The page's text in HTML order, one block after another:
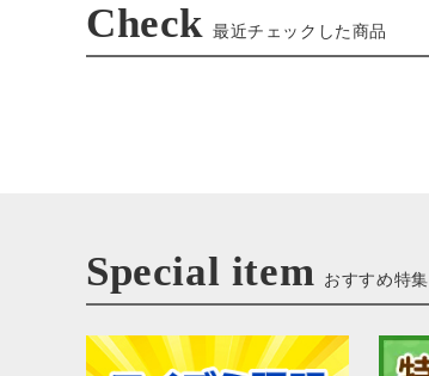
Check 最近チェックした商品
Special item おすすめ特集